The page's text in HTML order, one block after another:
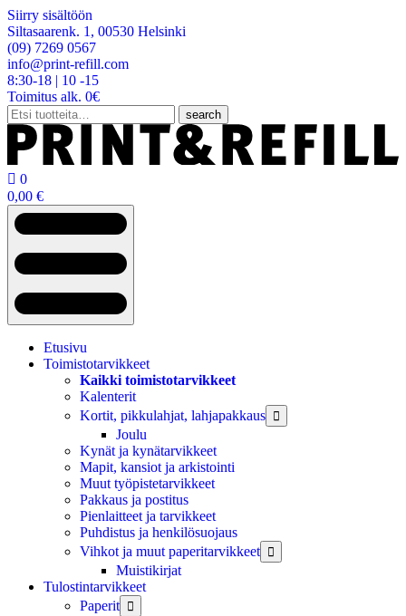
Siirry sisältöön
Siltasaarenk. 1, 00530 Helsinki
(09) 7269 0567
info@print-refill.com
8:30-18 | 10 -15
Toimitus alk. 0€
Etsi:
search
 0
0,00 €
Etusivu
Toimistotarvikkeet
Kaikki toimistotarvikkeet
Kalenterit
Kortit, pikkulahjat, lahjapakkaus

Joulu
Kynät ja kynätarvikkeet
Mapit, kansiot ja arkistointi
Muut työpistetarvikkeet
Pakkaus ja postitus
Pienlaitteet ja tarvikkeet
Puhdistus ja henkilösuojaus
Vihkot ja muut paperitarvikkeet

Muistikirjat
Tulostintarvikkeet
Paperit
